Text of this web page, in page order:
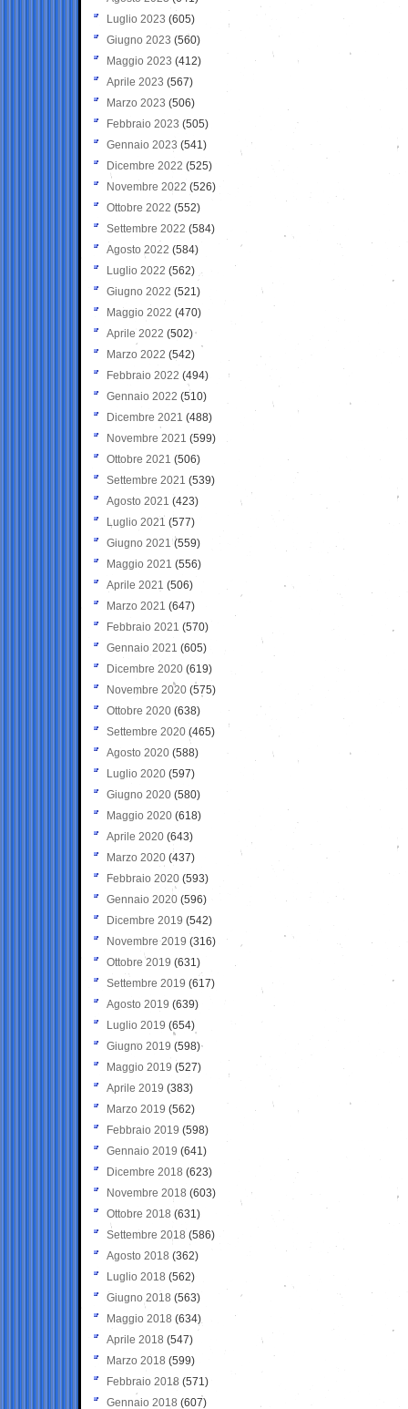
Luglio 2023 (605)
Giugno 2023 (560)
Maggio 2023 (412)
Aprile 2023 (567)
Marzo 2023 (506)
Febbraio 2023 (505)
Gennaio 2023 (541)
Dicembre 2022 (525)
Novembre 2022 (526)
Ottobre 2022 (552)
Settembre 2022 (584)
Agosto 2022 (584)
Luglio 2022 (562)
Giugno 2022 (521)
Maggio 2022 (470)
Aprile 2022 (502)
Marzo 2022 (542)
Febbraio 2022 (494)
Gennaio 2022 (510)
Dicembre 2021 (488)
Novembre 2021 (599)
Ottobre 2021 (506)
Settembre 2021 (539)
Agosto 2021 (423)
Luglio 2021 (577)
Giugno 2021(559)
Maggio 2021 (556)
Aprile 2021 (506)
Marzo 2021 (647)
Febbraio 2021 (570)
Gennaio 2021 (605)
Dicembre 2020 (619)
Novembre 2020 (575)
Ottobre 2020 (638)
Settembre 2020(465)
Agosto 2020 (588)
Luglio 2020 (597)
Giugno 2020 (580)
Maggio 2020 (618)
Aprile 2020 (643)
Marzo 2020 (437)
Febbraio 2020 (593)
Gennaio 2020 (596)
Dicembre 2019 (542)
Novembre 2019 (316)
Ottobre 2019 (631)
Settembre 2019 (617)
Agosto 2019 (639)
Luglio 2019 (654)
Giugno 2019 (598)
Maggio 2019 (527)
Aprile 2019 (383)
Marzo 2019 (562)
Febbraio 2019 (598)
Gennaio 2019 (641)
Dicembre 2018 (623)
Novembre 2018 (603)
Ottobre 2018 (631)
Settembre 2018 (586)
Agosto 2018 (362)
Luglio 2018 (562)
Giugno 2018 (563)
Maggio 2018 (634)
Aprile 2018 (547)
Marzo 2018 (599)
Febbraio 2018 (571)
Gennaio 2018 (607)